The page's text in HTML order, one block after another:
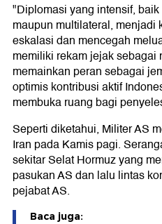
"Diplomasi yang intensif,
maupun multilateral, menjadi
eskalasi dan mencegah
memiliki rekam jejak sebagai
memainkan peran sebagai
optimis kontribusi aktif
membuka ruang bagi
Seperti diketahui, Militer AS
Iran pada Kamis pagi.
sekitar Selat Hormuz yang
pasukan AS dan lalu lintas
pejabat AS.
Baca juga: